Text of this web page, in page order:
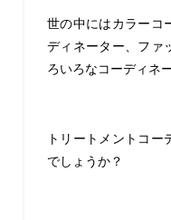
世の中にはカラーコ
ディネーター、ファ
ろいろなコーディネ
トリートメントコ
でしょうか？